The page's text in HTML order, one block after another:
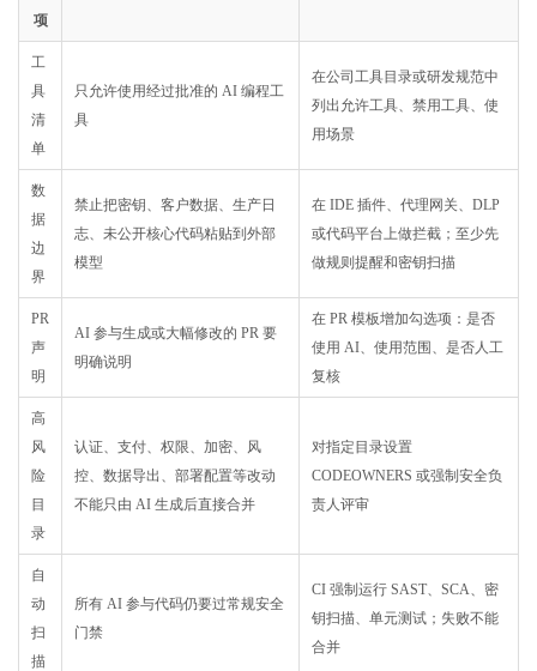
项
工
具
清
单
只允许使用经过批准的 AI 编程工
具
在公司工具目录或研发规范中
列出允许工具、禁用工具、使
用场景
数
据
边
界
禁止把密钥、客户数据、生产日
志、未公开核心代码粘贴到外部
模型
在 IDE 插件、代理网关、DLP
或代码平台上做拦截；至少先
做规则提醒和密钥扫描
PR
声
明
AI 参与生成或大幅修改的 PR 要
明确说明
在 PR 模板增加勾选项：是否
使用 AI、使用范围、是否人工
复核
高
风
险
目
录
认证、支付、权限、加密、风
控、数据导出、部署配置等改动
不能只由 AI 生成后直接合并
对指定目录设置
CODEOWNERS 或强制安全负
责人评审
自
动
扫
描
所有 AI 参与代码仍要过常规安全
门禁
CI 强制运行 SAST、SCA、密
钥扫描、单元测试；失败不能
合并